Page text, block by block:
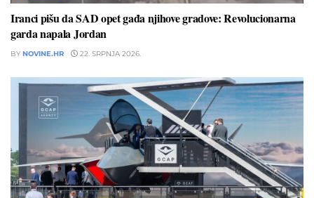
Iranci pišu da SAD opet gađa njihove gradove: Revolucionarna
garda napala Jordan
BY NOVINE.HR 22. SRPNJA 2026.